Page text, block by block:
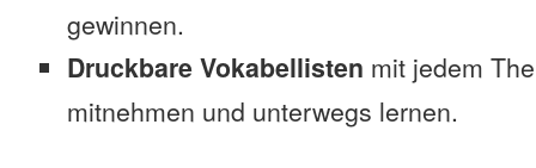
gewinnen.
Druckbare Vokabellisten mit jedem
mitnehmen und unterwegs lernen.